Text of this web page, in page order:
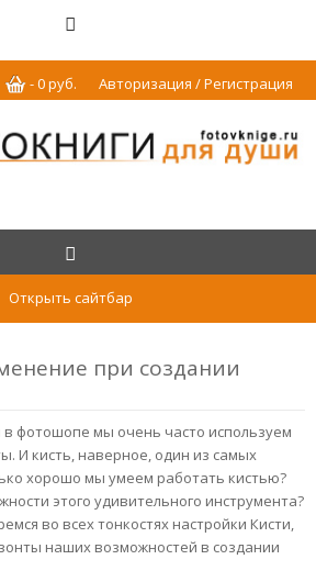
Авторизация / Регистрация
-0руб.
Открыть сайтбар
при создании
в фотошопе мы очень часто используем
И кисть, наверное, один из самых
хорошо мы умеем работать кистью?
этого удивительного инструмента?
во всех тонкостях настройки Кисти,
наших возможностей в создании